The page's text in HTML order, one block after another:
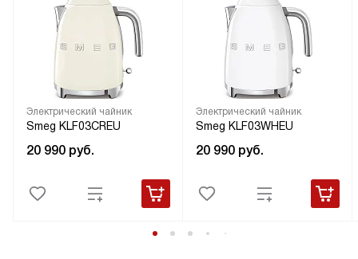
Электрический чайник
Smeg KLF03CREU
20 990 руб.
Электрический чайник
Smeg KLF03WHEU
20 990 руб.